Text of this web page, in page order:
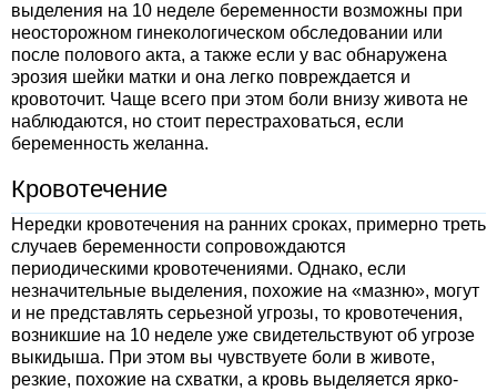
выделения на 10 неделе беременности возможны при
неосторожном гинекологическом обследовании или
после полового акта, а также если у вас обнаружена
эрозия шейки матки и она легко повреждается и
кровоточит. Чаще всего при этом боли внизу живота не
наблюдаются, но стоит перестраховаться, если
беременность желанна.
Кровотечение
Нередки кровотечения на ранних сроках, примерно треть
случаев беременности сопровождаются
периодическими кровотечениями. Однако, если
незначительные выделения, похожие на «мазню», могут
и не представлять серьезной угрозы, то кровотечения,
возникшие на 10 неделе уже свидетельствуют об угрозе
выкидыша. При этом вы чувствуете боли в животе,
резкие, похожие на схватки, а кровь выделяется ярко-